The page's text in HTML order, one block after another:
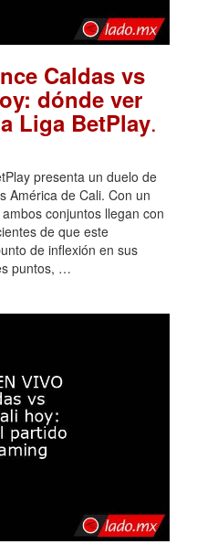
Caldas vs
dónde ver
Liga BetPlay.
presenta un duelo de
América de Cali. Con un
conjuntos llegan con
de que este
de inflexión en sus
puntos, …